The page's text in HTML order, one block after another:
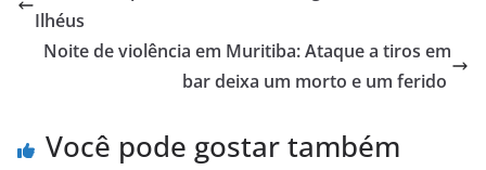
Ilhéus
Noite de violência em Muritiba: Ataque a tiros em
bar deixa um morto e um ferido
Você pode gostar também